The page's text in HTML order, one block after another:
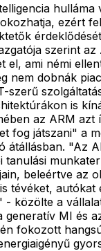
hulláma
ezért
szerint
el, ami némi
nem dobnák
szerű
is
az ARM azt
fog játszani" a
átállásban. "Az
tanulási
beleértve az
tévéket, autókat
- közölte a
generatív MI és
fokozott